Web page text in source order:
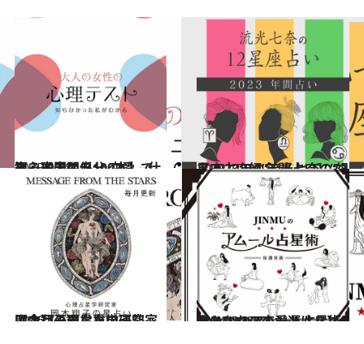
2025.9.28
【心理テスト100本】で知る本当の自分 恋愛、仕事、人間関係…
占い 2022.12.14
【2023年の年間占い】“視える占い師”流光七奈の12星座占い
占い
2026.7.31
【今月のあなたの運勢は？】心理占星学研究家 岡本翔子の星占い
占い 2024.6.15
【あなたの恋愛運は？】JINMUのアムール占星術 愛とエロスのジンムリズム
占い